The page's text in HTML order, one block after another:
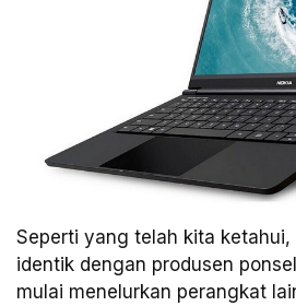
Seperti yang telah kita ketahui,
identik dengan produsen
mulai menelurkan perangkat